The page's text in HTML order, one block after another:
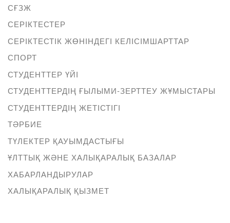
СҒЗЖ
СЕРІКТЕСТЕР
СЕРІКТЕСТІК ЖӨНІНДЕГІ КЕЛІСІМШАРТТАР
СПОРТ
СТУДЕНТТЕР ҮЙІ
СТУДЕНТТЕРДІҢ ҒЫЛЫМИ-ЗЕРТТЕУ ЖҰМЫСТАРЫ
СТУДЕНТТЕРДІҢ ЖЕТІСТІГІ
ТӘРБИЕ
ТҮЛЕКТЕР ҚАУЫМДАСТЫҒЫ
ҰЛТТЫҚ ЖӘНЕ ХАЛЫҚАРАЛЫҚ БАЗАЛАР
ХАБАРЛАНДЫРУЛАР
ХАЛЫҚАРАЛЫҚ ҚЫЗМЕТ